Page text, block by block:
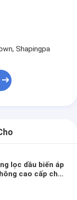
Shapingpa
lọc dầu biến áp
cao cấp cho